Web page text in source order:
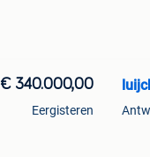
€ 340.000,00
Eergisteren